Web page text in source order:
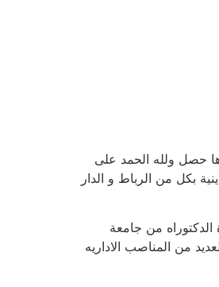
حصل ولله الحمد على
بكل من الرباط و الدار
من جامعة
من المناصب الاداريه